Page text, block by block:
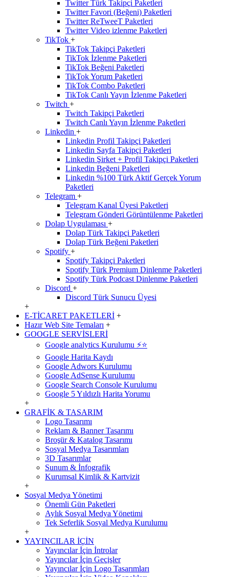
Twitter Türk Takipçi Paketleri
Twitter Favori (Beğeni) Paketleri
Twitter ReTweeT Paketleri
Twitter Video izlenme Paketleri
TikTok +
TikTok Takipçi Paketleri
TikTok İzlenme Paketleri
TikTok Beğeni Paketleri
TikTok Yorum Paketleri
TikTok Combo Paketleri
TikTok Canlı Yayın İzlenme Paketleri
Twitch +
Twitch Takipçi Paketleri
Twitch Canlı Yayın İzlenme Paketleri
Linkedin +
Linkedin Profil Takipçi Paketleri
Linkedin Sayfa Takipçi Paketleri
Linkedin Şirket + Profil Takipçi Paketleri
Linkedin Beğeni Paketleri
Linkedin %100 Türk Aktif Gerçek Yorum
Paketleri
Telegram +
Telegram Kanal Üyesi Paketleri
Telegram Gönderi Görüntülenme Paketleri
Dolap Uygulaması +
Dolap Türk Takipçi Paketleri
Dolap Türk Beğeni Paketleri
Spotify +
Spotify Takipçi Paketleri
Spotify Türk Premium Dinlenme Paketleri
Spotify Türk Podcast Dinlenme Paketleri
Discord +
Discord Türk Sunucu Üyesi
+
E-TİCARET PAKETLERİ +
Hazır Web Site Temaları +
GOOGLE SERVİSLERİ
Google analytics Kurulumu ⚡️⭐
Google Harita Kaydı
Google Adwors Kurulumu
Google AdSense Kurulumu
Google Search Console Kurulumu
Google 5 Yıldızlı Harita Yorumu
+
GRAFİK & TASARIM
Logo Tasarımı
Reklam & Banner Tasarımı
Broşür & Katalog Tasarımı
Sosyal Medya Tasarımları
3D Tasarımlar
Sunum & İnfografik
Kurumsal Kimlik & Kartvizit
+
Sosyal Medya Yönetimi
Önemli Gün Paketleri
Aylık Sosyal Medya Yönetimi
Tek Seferlik Sosyal Medya Kurulumu
+
YAYINCILAR İÇİN
Yayıncılar İçin İntrolar
Yayıncılar İçin Geçişler
Yayıncılar İçin Logo Tasarımları